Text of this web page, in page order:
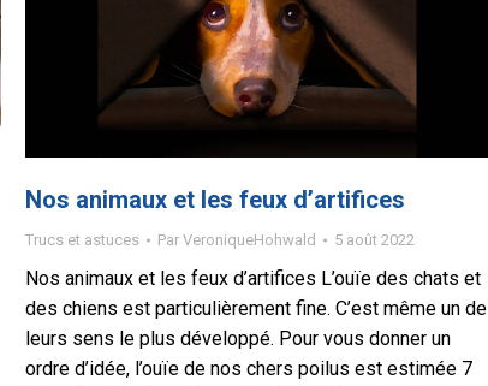
Nos animaux et les feux d’artifices
Trucs et astuces Par VeroniqueHohwald 5 août 2022
Nos animaux et les feux d’artifices L’ouïe des chats et
des chiens est particulièrement fine. C’est même un de
leurs sens le plus développé. Pour vous donner un
ordre d’idée, l’ouïe de nos chers poilus est estimée 7